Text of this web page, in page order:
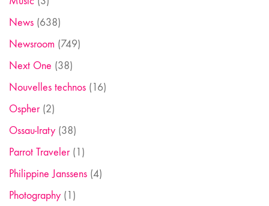
News (638)
Newsroom (749)
Next One (38)
Nouvelles technos (16)
Ospher(2)
Ossau-Iraty (38)
Parrot Traveler(1)
Philippine Janssens (4)
Photography (1)